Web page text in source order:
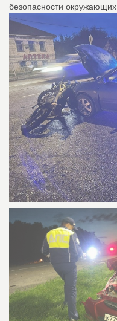
безопасности окружающих.